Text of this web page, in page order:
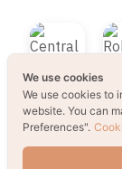
We use cookies
We use cookies to
website. You can
Preferences".